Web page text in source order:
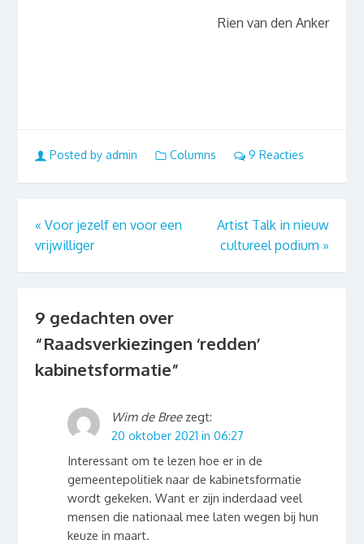
Rien van den Anker
Posted by admin Columns 9 Reacties
« Voor jezelf en voor een
vrijwilliger
Artist Talk in nieuw
cultureel podium »
9 gedachten over
“Raadsverkiezingen ‘redden’
kabinetsformatie”
Wim de Bree zegt:
20 oktober 2021 in 06:27
Interessant om te lezen hoe er in de
gemeentepolitiek naar de kabinetsformatie
wordt gekeken. Want er zijn inderdaad veel
mensen die nationaal mee laten wegen bij hun
keuze in maart.